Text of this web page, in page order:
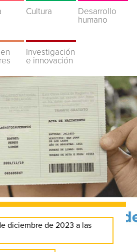
Cultura
Desarrollo
humano
Investigación
e innovación
diciembre de 2023 a las